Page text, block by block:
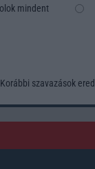
mindent
Korábbi szavazások